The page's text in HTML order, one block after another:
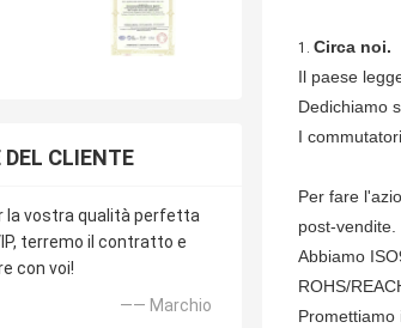
DEL CLIENTE
la vostra qualità perfetta
terremo il contratto e
con voi!
—— Marchio
1. Circa noi.
Il paese
Dedichiamo
I
Per fare
post-vendite.
Abbiamo
ROHS/
Promettiamo